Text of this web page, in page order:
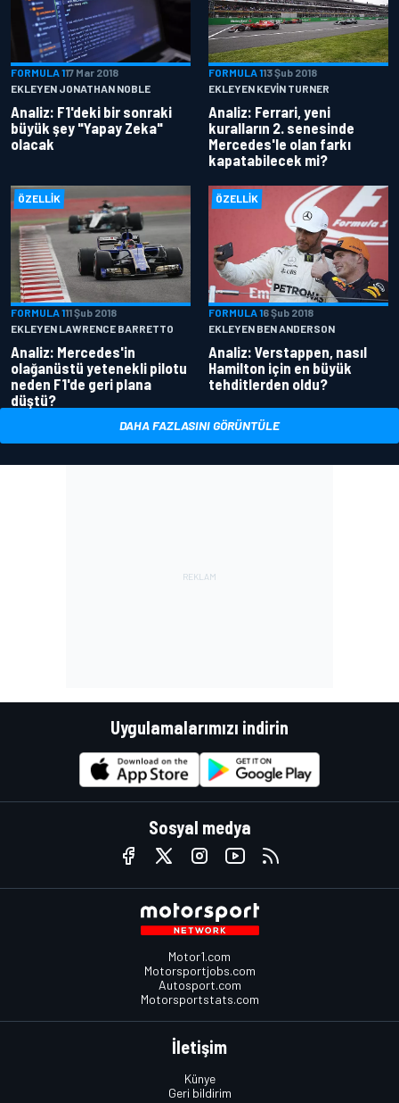
FORMULA 117 Mar 2018
EKLEYEN JONATHAN NOBLE
Analiz: F1'deki bir sonraki
büyük şey "Yapay Zeka"
olacak
FORMULA 113 Şub 2018
EKLEYEN KEVIN TURNER
Analiz: Ferrari, yeni
kuralların 2. senesinde
Mercedes'le olan farkı
kapatabilecek mi?
ÖZELLIK
FORMULA 111 Şub 2018
EKLEYEN LAWRENCE BARRETTO
Analiz: Mercedes'in
olağanüstü yetenekli pilotu
neden F1'de geri plana
düştü?
ÖZELLIK
FORMULA 16 Şub 2018
EKLEYEN BEN ANDERSON
Analiz: Verstappen, nasıl
Hamilton için en büyük
tehditlerden oldu?
DAHA FAZLASINI GÖRÜNTÜLE
Uygulamalarımızı indirin
Sosyal medya
Motor1.com
Motorsportjobs.com
Autosport.com
Motorsportstats.com
İletişim
Künye
Geri bildirim